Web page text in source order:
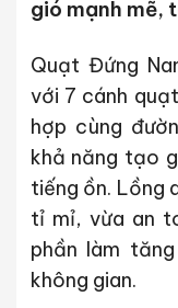
gió mạnh mẽ,
Quạt Đứng
với 7 cánh
hợp cùng
khả năng tạo
tiếng ồn. Lồng
tỉ mỉ, vừa an
phần làm
không gian.